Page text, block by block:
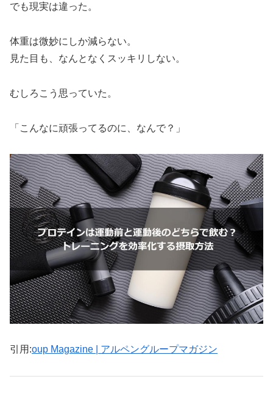
でも現実は違った。
体重は微妙にしか減らない。
見た目も、なんとなくスッキリしない。
むしろこう思っていた。
「こんなに頑張ってるのに、なんで？」
引用:oup Magazine | アルペングループマガジン